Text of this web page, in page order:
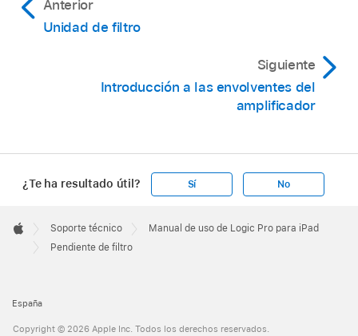
Anterior
Unidad de filtro
Siguiente
Introducción a las envolventes del
amplificador
¿Te ha resultado útil? Sí No
Footer

Apple
Soporte técnico
Manual de uso de Logic Pro para iPad
Pendiente de filtro
España
Copyright © 2026 Apple Inc. Todos los derechos reservados.